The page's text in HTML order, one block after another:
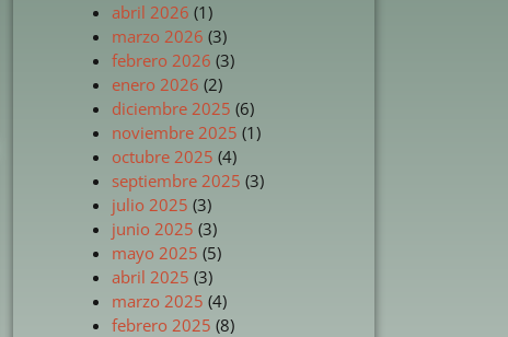
abril 2026 (1)
marzo 2026 (3)
febrero 2026 (3)
enero 2026 (2)
diciembre 2025 (6)
noviembre 2025 (1)
octubre 2025 (4)
septiembre 2025 (3)
julio 2025 (3)
junio 2025 (3)
mayo 2025 (5)
abril 2025 (3)
marzo 2025 (4)
febrero 2025 (8)